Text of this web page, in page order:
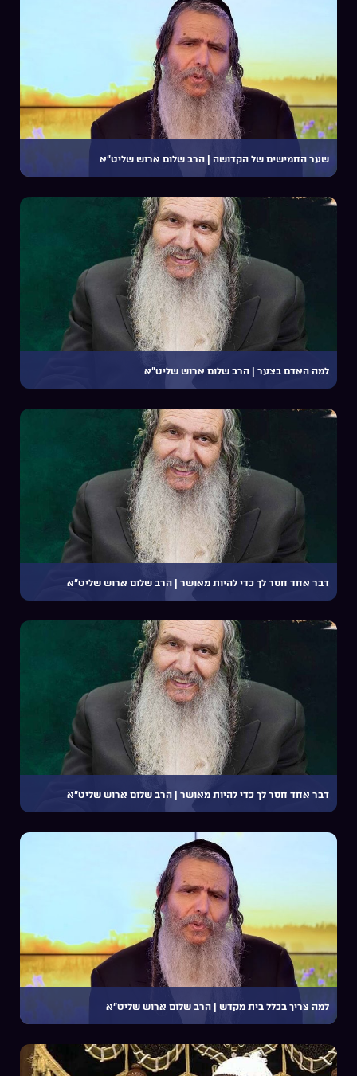
שער החמישים של הקדושה | הרב שלום ארוש שליט”א
למה האדם בצער | הרב שלום ארוש שליט”א
דבר אחד חסר לך כדי להיות מאושר | הרב שלום ארוש שליט”א
דבר אחד חסר לך כדי להיות מאושר | הרב שלום ארוש שליט”א
למה צריך בכלל בית מקדש | הרב שלום ארוש שליט”א